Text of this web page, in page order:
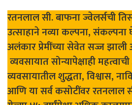
रतनलाल सी. बाफना ज्वेलर्सची
उत्साहाने नव्या कल्पना,
अलंकार प्रेमींच्या सेवेत सज्ज झाली
व्यवसायात सोन्यापेक्षाही
व्यवसायातील शुद्धता, विश्वास,
आणि या सर्व कसोटींवर रतनलाल